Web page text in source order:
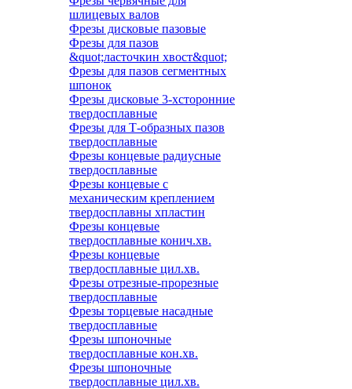
шлицевых валов
Фрезы дисковые пазовые
Фрезы для пазов
&quot;ласточкин хвост&quot;
Фрезы для пазов сегментных
шпонок
Фрезы дисковые 3-хсторонние
твердосплавные
Фрезы для Т-образных пазов
твердосплавные
Фрезы концевые радиусные
твердосплавные
Фрезы концевые с
механическим креплением
твердосплавны хпластин
Фрезы концевые
твердосплавные конич.хв.
Фрезы концевые
твердосплавные цил.хв.
Фрезы отрезные-прорезные
твердосплавные
Фрезы торцевые насадные
твердосплавные
Фрезы шпоночные
твердосплавные кон.хв.
Фрезы шпоночные
твердосплавные цил.хв.